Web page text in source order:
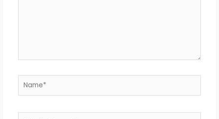
Name*